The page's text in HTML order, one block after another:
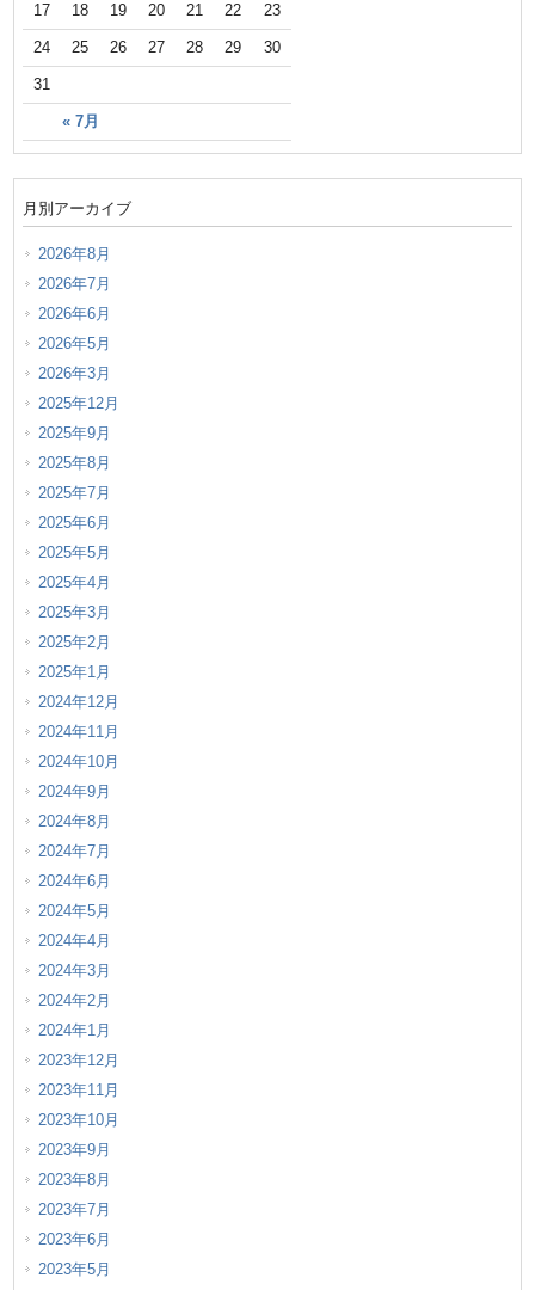
« 7月
17 18 19 20 21 22 23
24 25 26 27 28 29 30
31
月別アーカイブ
2026年8月
2026年7月
2026年6月
2026年5月
2026年3月
2025年12月
2025年9月
2025年8月
2025年7月
2025年6月
2025年5月
2025年4月
2025年3月
2025年2月
2025年1月
2024年12月
2024年11月
2024年10月
2024年9月
2024年8月
2024年7月
2024年6月
2024年5月
2024年4月
2024年3月
2024年2月
2024年1月
2023年12月
2023年11月
2023年10月
2023年9月
2023年8月
2023年7月
2023年6月
2023年5月